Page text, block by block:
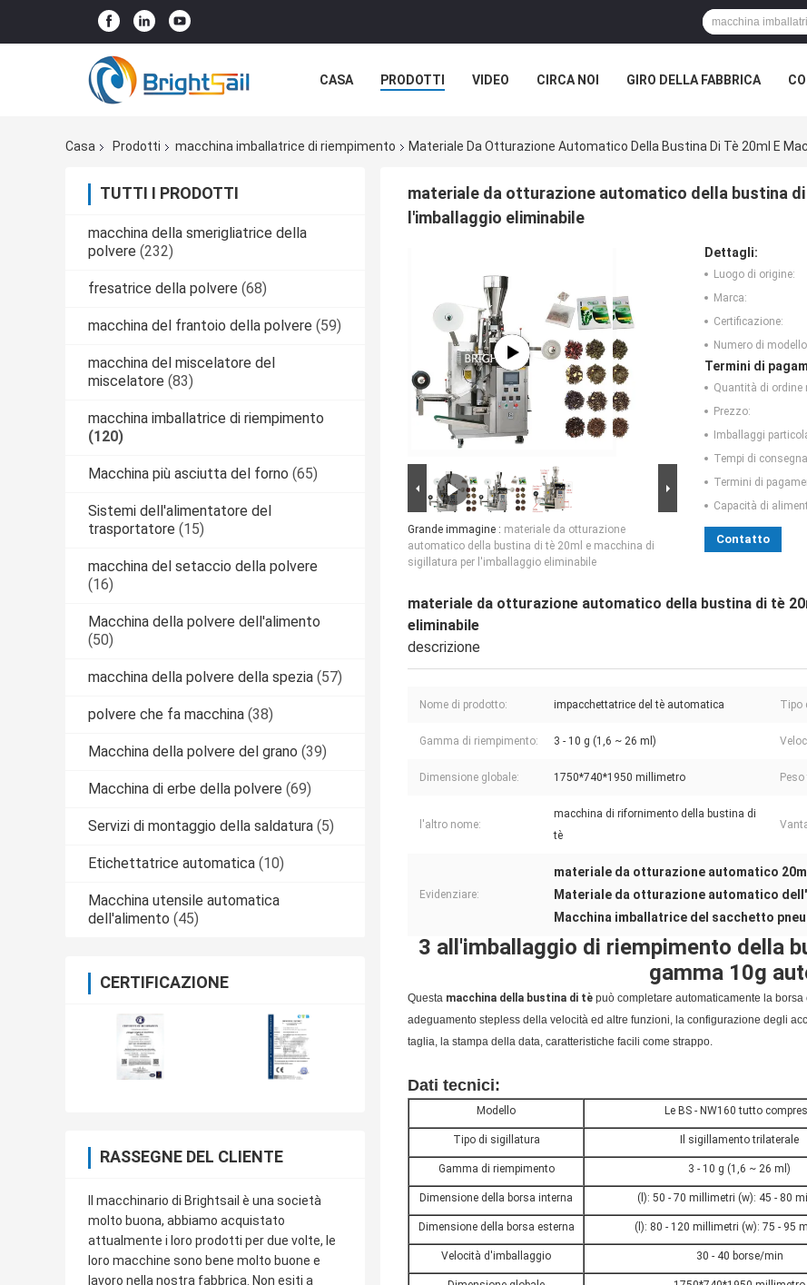
CASA PRODOTTI VIDEO CIRCA NOI GIRO DELLA FABBRICA
Casa Prodotti macchina imballatrice di riempimento Materiale Da Otturazione Automatico Della Bustina Di Tè 20ml E
TUTTI I PRODOTTI
macchina della smerigliatrice della
polvere (232)
fresatrice della polvere (68)
macchina del frantoio della polvere (59)
macchina del miscelatore del
miscelatore (83)
macchina imballatrice di riempimento
(120)
Macchina più asciutta del forno (65)
Sistemi dell'alimentatore del
trasportatore (15)
macchina del setaccio della polvere
(16)
Macchina della polvere dell'alimento
(50)
macchina della polvere della spezia (57)
polvere che fa macchina (38)
Macchina della polvere del grano (39)
Macchina di erbe della polvere (69)
Servizi di montaggio della saldatura (5)
Etichettatrice automatica (10)
Macchina utensile automatica
dell'alimento (45)
CERTIFICAZIONE
RASSEGNE DEL CLIENTE
Il macchinario di Brightsail è una società
molto buona, abbiamo acquistato
attualmente i loro prodotti per due volte, le
loro macchine sono bene molto buone e
lavoro nella nostra fabbrica. Non esiti a
materiale da otturazione automatico della bustina
l'imballaggio eliminabile
Grande immagine : materiale da otturazione
automatico della bustina di tè 20ml e macchina di
sigillatura per l'imballaggio eliminabile
Dettagli:
Luogo di origine:
Marca:
Certificazione:
Numero di
Termini di
Quantità di ordine
Prezzo:
Imballaggi
Tempi di
Termini di
Capacità di
Contatto
materiale da otturazione automatico della bustina di tè
eliminabile
descrizione
Nome di prodotto: impacchettatrice del tè automatica Tipo
Gamma di riempimento: 3 - 10 g (1,6 ~ 26 ml)
Dimensione globale: 1750*740*1950 millimetro
l'altro nome:
macchina di rifornimento della bustina di
tè
Evidenziare:
materiale da otturazione automatico
Materiale da otturazione automatico
Macchina imballatrice del sacchetto
3 all'imballaggio di riempimento della
gamma 10g
Questa macchina della bustina di tè può completare automaticamente la
adeguamento stepless della velocità ed altre funzioni, la configurazione degli
taglia, la stampa della data, caratteristiche facili come strappo.
Dati tecnici:
Modello
Le BS - NW160 tutto
Tipo di sigillatura Il sigillamento trilaterale
Gamma di riempimento 3 - 10 g (1,6 ~ 26 ml)
Dimensione della borsa interna (l): 50 - 70 millimetri (w): 45 - 80
Dimensione della borsa esterna (l): 80 - 120 millimetri (w): 75 - 95
Velocità d'imballaggio 30 - 40 borse/min